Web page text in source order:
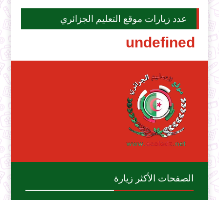
عدد زيارات موقع التعليم الجزائري
undefined
الصفحات الأكثر زيارة